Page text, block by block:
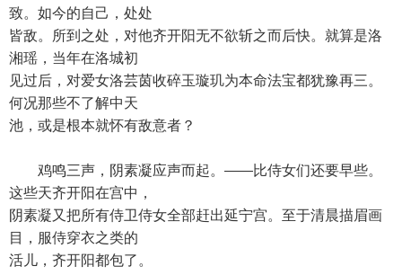
致。如今的自己，处处
皆敌。所到之处，对他齐开阳无不欲斩之而后快。就算是洛
湘瑶，当年在洛城初
见过后，对爱女洛芸茵收碎玉璇玑为本命法宝都犹豫再三。
何况那些不了解中天
池，或是根本就怀有敌意者？
鸡鸣三声，阴素凝应声而起。——比侍女们还要早些。
这些天齐开阳在宫中，
阴素凝又把所有侍卫侍女全部赶出延宁宫。至于清晨描眉画
目，服侍穿衣之类的
活儿，齐开阳都包了。